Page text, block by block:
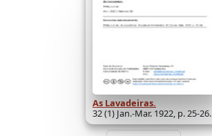
As Lavadeiras.
32 (1) Jan.-Mar. 1922, p. 25-26.